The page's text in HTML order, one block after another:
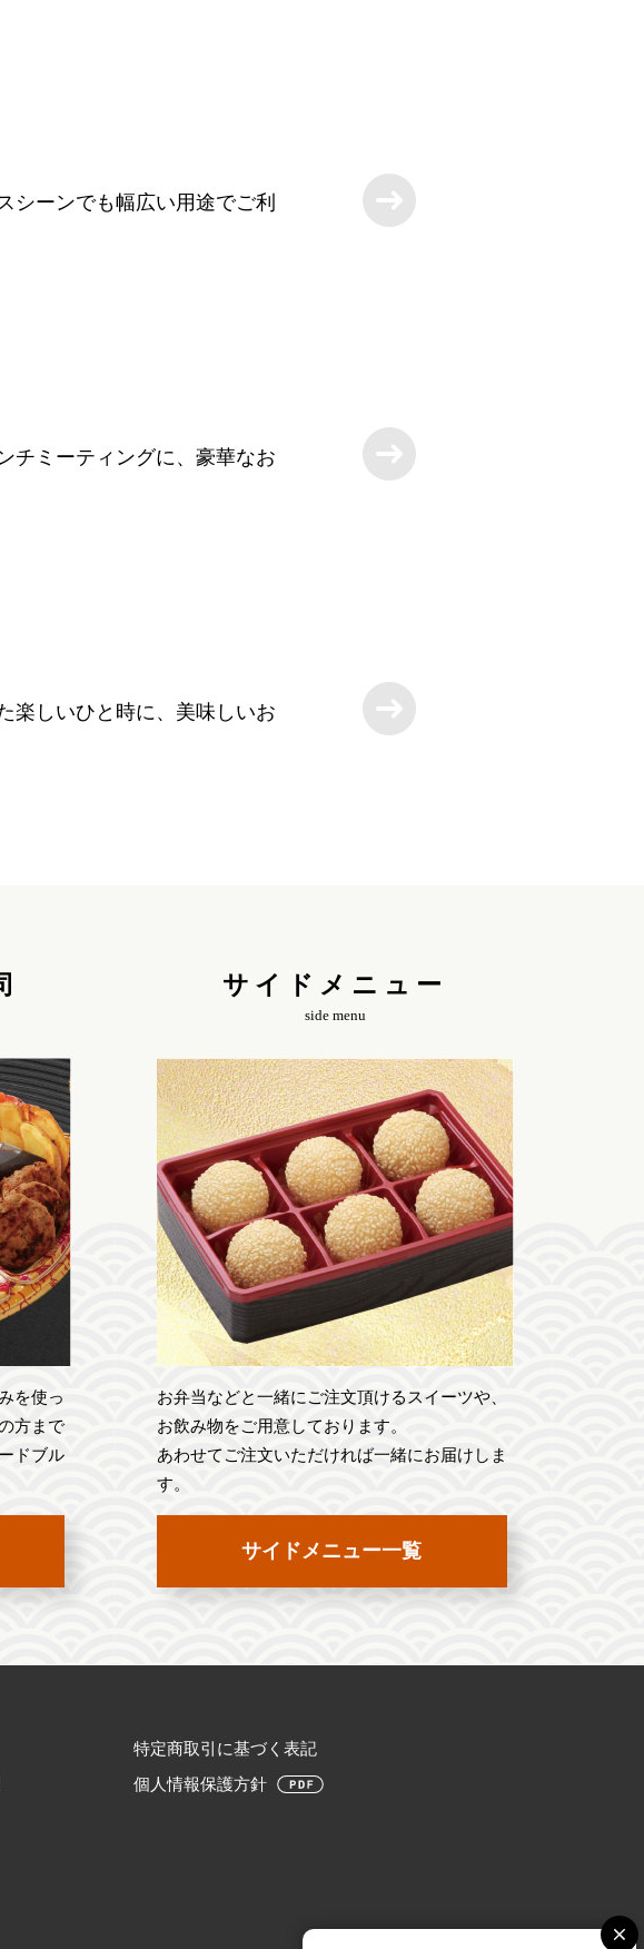
シーンでも幅広い用途でご利
チミーティングに、豪華なお
楽しいひと時に、美味しいお
を使っ
方まで
ドブル
サイドメニュー
side menu
お弁当などと一緒にご注文頂けるスイーツや、
お飲み物をご用意しております。
あわせてご注文いただければ一緒にお届けしま
す。
サイドメニュー一覧
特定商取引に基づく表記
個人情報保護方針